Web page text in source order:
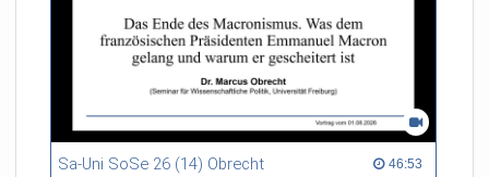
Sa-Uni SoSe 26 (14) Obrecht 46:53
46:53 duration